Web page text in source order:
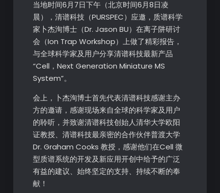
当地时间6月7日下午（北京时间6月8日凌
晨），清谱科技（PURSPEC）应邀，质谱科学
家卜杰洵博士（Dr. Jason BU）在离子阱研讨
会（Ion Trap Workshop）上做了精彩报告，
与全球科学家及用户分享清谱科技最新产品
“Cell，Next Generation Miniature MS
System”。
会上，卜杰洵博士首先代表清谱科技感谢主办
方的邀请，感谢现场来自全球的科学家及用户
的聆听，并致谢清谱科技创始人清华大学欧阳
证教授、清谱科技最亲密的合作伙伴普渡大学
Dr. Graham Cooks 教授，感谢他们在Cell 微
型质谱系统的开发及新应用开创中给予的广泛
有益的建议、始终坚定的支持、持续不断的奉
献！